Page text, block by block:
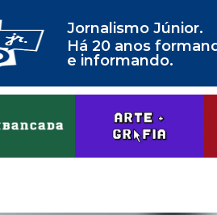
Jornalismo Júnior.
Há 20 anos
e informando.